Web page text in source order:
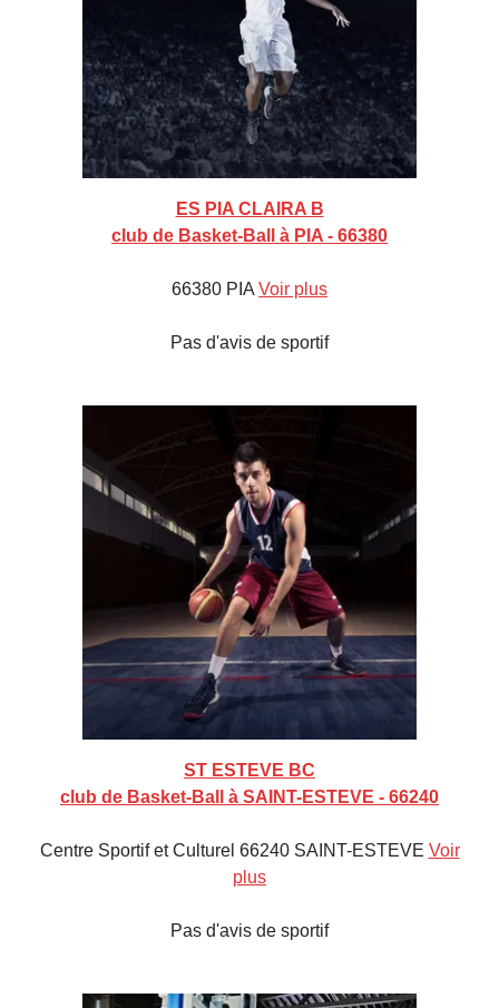
ES PIA CLAIRA B
club de Basket-Ball à PIA - 66380
66380 PIA Voir plus
Pas d'avis de sportif
ST ESTEVE BC
club de Basket-Ball à SAINT-ESTEVE - 66240
Centre Sportif et Culturel 66240 SAINT-ESTEVE Voir
plus
Pas d'avis de sportif